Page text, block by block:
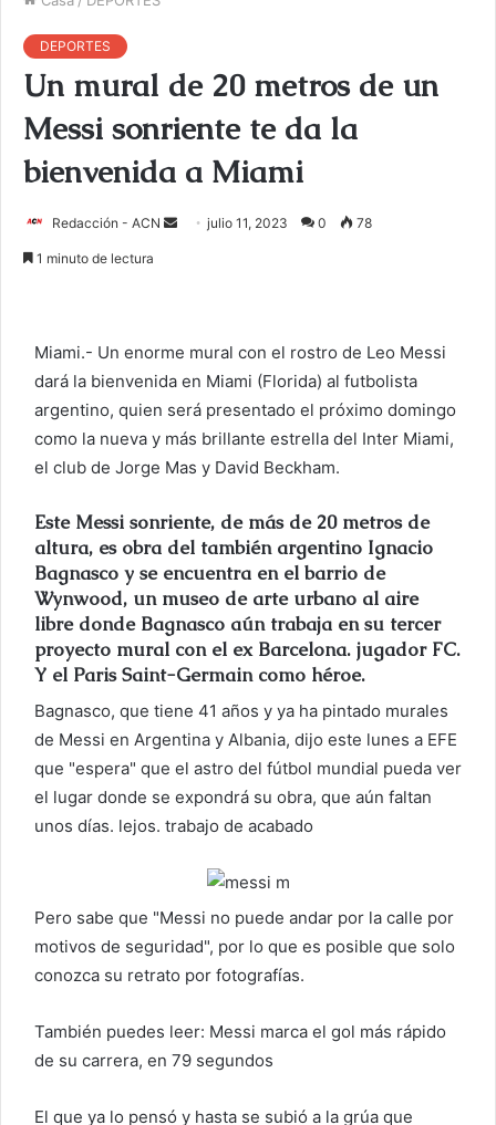
DEPORTES
Un mural de 20 metros de un
Messi sonriente te da la
bienvenida a Miami
Redacción - ACN
r
u
n
c
o
e
o
e
l
e
c
n
i
c
julio 11, 2023 0 78
1 minuto de lectura
Miami.- Un enorme mural con el rostro de Leo Messi
dará la bienvenida en Miami (Florida) al futbolista
argentino, quien será presentado el próximo domingo
como la nueva y más brillante estrella del Inter Miami,
el club de Jorge Mas y David Beckham.
Este Messi sonriente, de más de 20 metros de
altura, es obra del también argentino Ignacio
Bagnasco y se encuentra en el barrio de
Wynwood, un museo de arte urbano al aire
libre donde Bagnasco aún trabaja en su tercer
proyecto mural con el ex Barcelona. jugador FC.
Y el Paris Saint-Germain como héroe.
Bagnasco, que tiene 41 años y ya ha pintado murales
de Messi en Argentina y Albania, dijo este lunes a EFE
que "espera" que el astro del fútbol mundial pueda ver
el lugar donde se expondrá su obra, que aún faltan
unos días. lejos. trabajo de acabado
Pero sabe que "Messi no puede andar por la calle por
motivos de seguridad", por lo que es posible que solo
conozca su retrato por fotografías.
También puedes leer: Messi marca el gol más rápido
de su carrera, en 79 segundos
El que ya lo pensó y hasta se subió a la grúa que